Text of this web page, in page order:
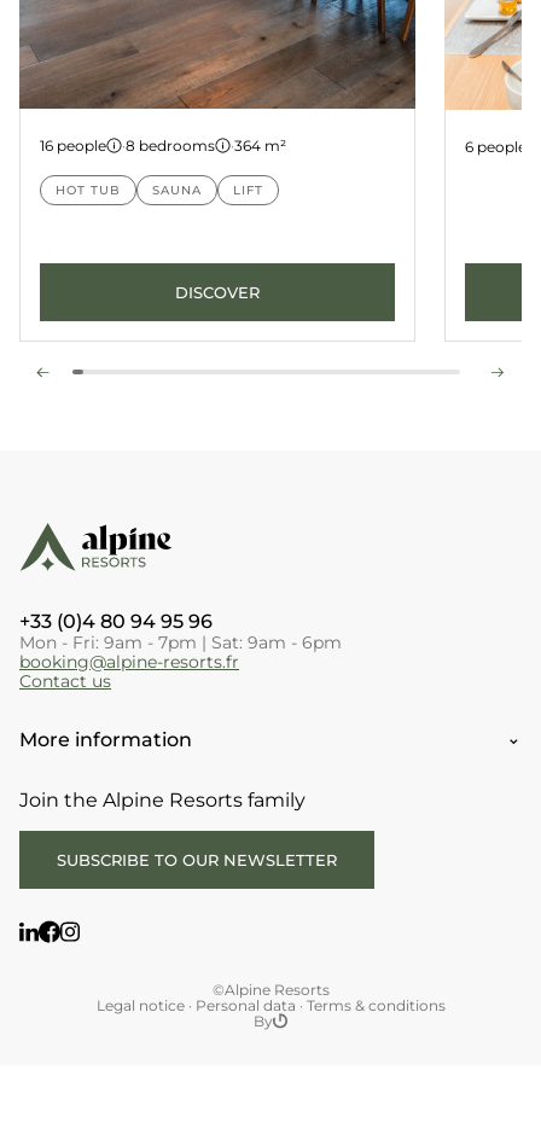
16 people ·8 bedrooms ·364 m²
HOT TUB SAUNA LIFT
DISCOVER
6 people
+33 (0)4 80 94 95 96
Mon - Fri: 9am - 7pm | Sat: 9am - 6pm
booking@alpine-resorts.fr
Contact us
More information
Join the Alpine Resorts family
SUBSCRIBE TO OUR NEWSLETTER
©Alpine Resorts
Legal notice· Personal data · Terms & conditions
By